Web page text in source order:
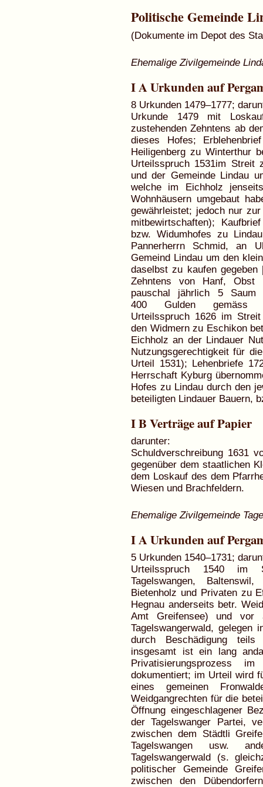
Politische Gemeinde
(Dokumente im Depot des
Ehemalige Zivilgemeinde
I A Urkunden auf
8 Urkunden 1479–1777;
Urkunde 1479 mit
zustehenden Zehntens ab
dieses Hofes;
Heiligenberg zu Winterthur
Urteilsspruch 1531im Streit
und der Gemeinde Lindau
welche im Eichholz
Wohnhäusern umgebaut
gewährleistet; jedoch nur
mitbewirtschaften);
bzw. Widumhofes zu
Pannerherrn Schmid, an
Gemeind Lindau um den
daselbst zu kaufen
Zehntens von Hanf,
pauschal jährlich 5
400 Gulden gemäss
Urteilsspruch 1626 im
den Widmern zu Eschikon
Eichholz an der Lindauer
Nutzungsgerechtigkeit für
Urteil 1531); Lehenbriefe
Herrschaft Kyburg
Hofes zu Lindau durch den
beteiligten Lindauer Bauern,
I B Verträge auf Papier
darunter:
Schuldverschreibung 1631
gegenüber dem staatlichen
dem Loskauf des dem
Wiesen und Brachfeldern.
Ehemalige Zivilgemeinde
I A Urkunden auf
5 Urkunden 1540–1731;
Urteilsspruch 1540 im
Tagelswangen,
Bietenholz und Privaten zu
Hegnau anderseits betr.
Amt Greifensee) und vor
Tagelswangerwald,
durch Beschädigung
insgesamt ist ein lang
Privatisierungsprozess
dokumentiert; im Urteil wird
eines gemeinen
Weidgangrechten für die
Öffnung eingeschlagener
der Tagelswanger Partei,
zwischen dem Städtli
Tagelswangen usw.
Tagelswangerwald (s.
politischer Gemeinde
zwischen den